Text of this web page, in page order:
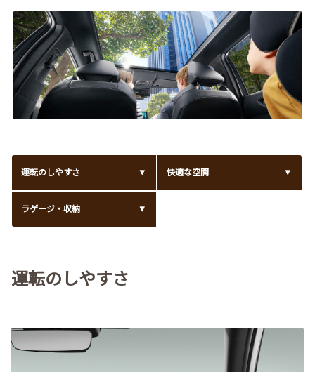
運転のしやすさ 快適な空間
ラゲージ・収納
運転のしやすさ